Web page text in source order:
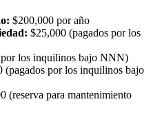
$200,000 por año
$25,000 (pagados por los
por los inquilinos bajo NNN)
(pagados por los inquilinos bajo
(reserva para mantenimiento